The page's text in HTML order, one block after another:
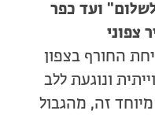
לשלום" ועד כפר
צפוני
החורף בצפון
ונוגעת ללב
זה, מהגבול